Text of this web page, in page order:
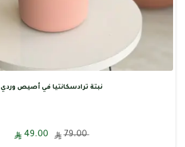
نبتة ترادسكانتيا في أصيص وردي
79.00
49.00